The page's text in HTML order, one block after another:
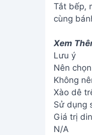
Tắt bếp,
cùng
Xem
Lưu ý
Nên
Không
Xào dê
Sử dụng
Giá trị
N/A